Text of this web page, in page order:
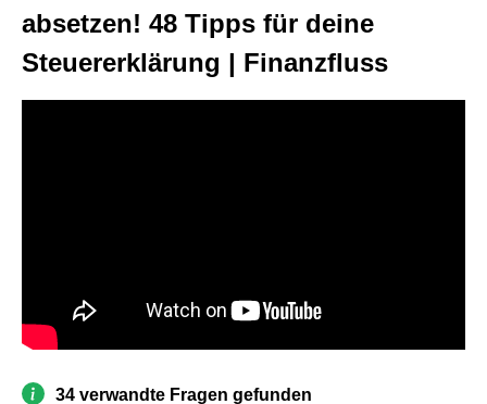
absetzen! 48 Tipps für deine
Steuererklärung | Finanzfluss
34 verwandte Fragen gefunden